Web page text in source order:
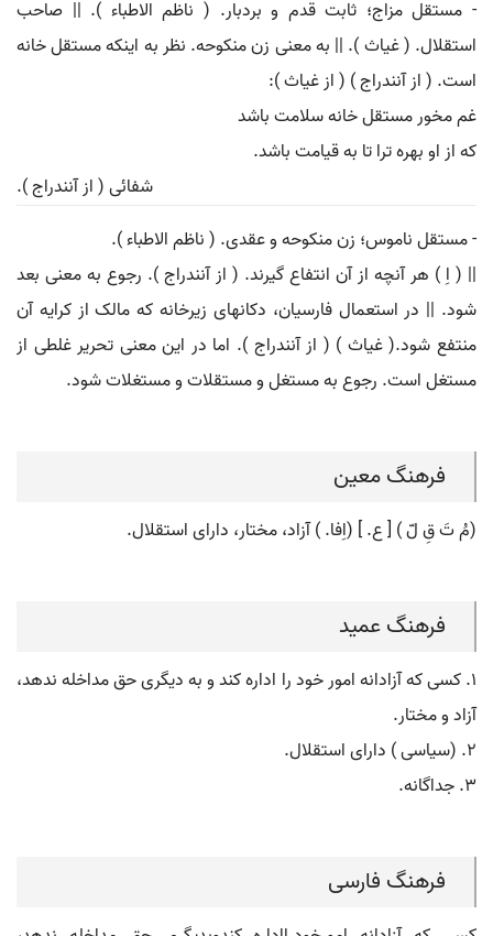
- مستقل مزاج؛ ثابت قدم و بردبار. ( ناظم الاطباء ). || صاحب
استقلال. ( غیاث ). || به معنی زن منکوحه. نظر به اینکه مستقل خانه
است. ( از آنندراج ) ( از غیاث ):
غم مخور مستقل خانه سلامت باشد
که از او بهره ترا تا به قیامت باشد.
شفائی ( از آنندراج ).
- مستقل ناموس؛ زن منکوحه و عقدی. ( ناظم الاطباء ).
|| ( اِ ) هر آنچه از آن انتفاع گیرند. ( از آنندراج ). رجوع به معنی بعد
شود. || در استعمال فارسیان، دکانهای زیرخانه که مالک از کرایه آن
منتفع شود.( غیاث ) ( از آنندراج ). اما در این معنی تحریر غلطی از
مستغل است. رجوع به مستغل و مستقلات و مستغلات شود.
فرهنگ معین
(مُ تَ قِ لّ ) [ ع. ] (اِفا. ) آزاد، مختار، دارای استقلال.
فرهنگ عمید
۱. کسی که آزادانه امور خود را اداره کند و به دیگری حق مداخله ندهد،
آزاد و مختار.
۲. (سیاسی ) دارای استقلال.
۳. جداگانه.
فرهنگ فارسی